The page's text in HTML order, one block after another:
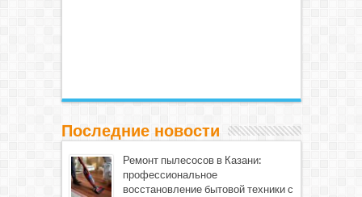
Последние новости
Ремонт пылесосов в Казани:
профессиональное
восстановление бытовой техники с